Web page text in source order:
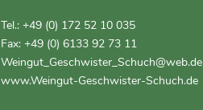
Tel.: +49 (0) 172 52 10 035
Fax: +49 (0) 6133 92 73 11
Weingut_Geschwister_Schuch@web.de
www.Weingut-Geschwister-Schuch.de